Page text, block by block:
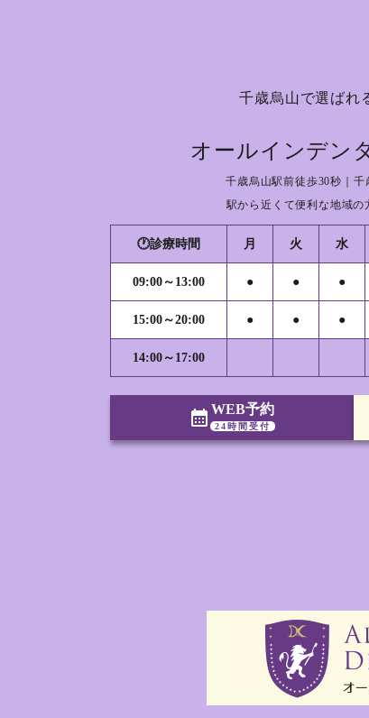
千歳烏山で選ばれ
オールインデン
千歳烏山駅前徒歩30秒｜
駅から近くて便利な地域の
🕐診療時間 月 火 水
09:00～13:00 ● ● ●
15:00～20:00 ● ● ●
14:00～17:00
calendar_month WEB予約
24時間受付